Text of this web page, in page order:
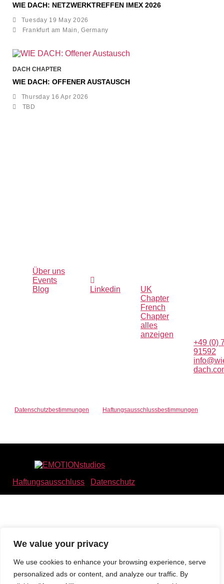
We value your privacy
We use cookies to enhance your browsing experience, serve
personalized ads or content, and analyze our traffic. By
WIE DACH: NETZWERKTREFFEN IMEX 2026
Tuesday 19 May 2026
Frankfurt am Main, Germany
DACH CHAPTER
WIE DACH: OFFENER AUSTAUSCH
Thursday 16 Apr 2026
TBD
Über uns
Events
Blog
Linkedin
UK
Chapter
French
Chapter
alles
anzeigen
+49 (0)
91592
Datenschutzbestimmungen
Haftungsausschlussbestimmungen
Haftungsausschluss
Datenschutz